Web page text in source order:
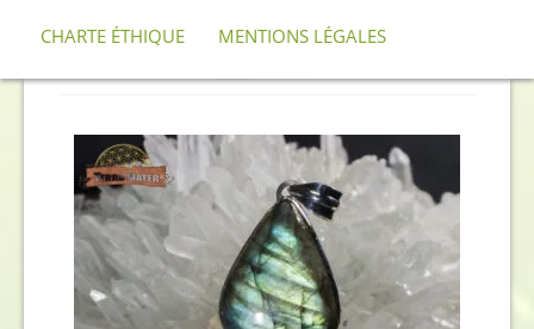
CHARTE ÉTHIQUE MENTIONS LÉGALES
plus
au
ancien